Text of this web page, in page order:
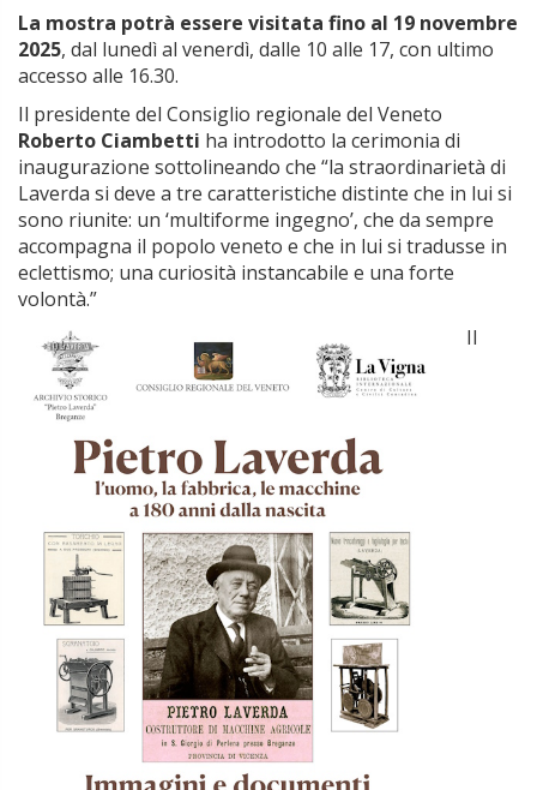
La mostra potrà essere visitata fino al 19 novembre
2025, dal lunedì al venerdì, dalle 10 alle 17, con ultimo
accesso alle 16.30.
Il presidente del Consiglio regionale del Veneto
Roberto Ciambetti ha introdotto la cerimonia di
inaugurazione sottolineando che “la straordinarietà di
Laverda si deve a tre caratteristiche distinte che in lui si
sono riunite: un ‘multiforme ingegno’, che da sempre
accompagna il popolo veneto e che in lui si tradusse in
eclettismo; una curiosità instancabile e una forte
volontà.”
Il